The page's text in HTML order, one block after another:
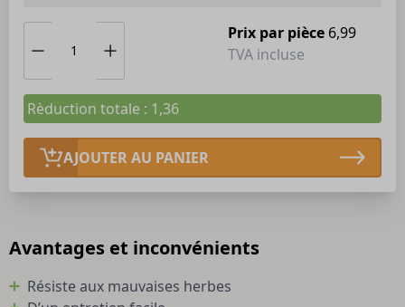
Prix par pièce 6,99
TVA incluse
Rèduction totale : 1,36
AJOUTER AU PANIER
Avantages et inconvénients
Résiste aux mauvaises herbes